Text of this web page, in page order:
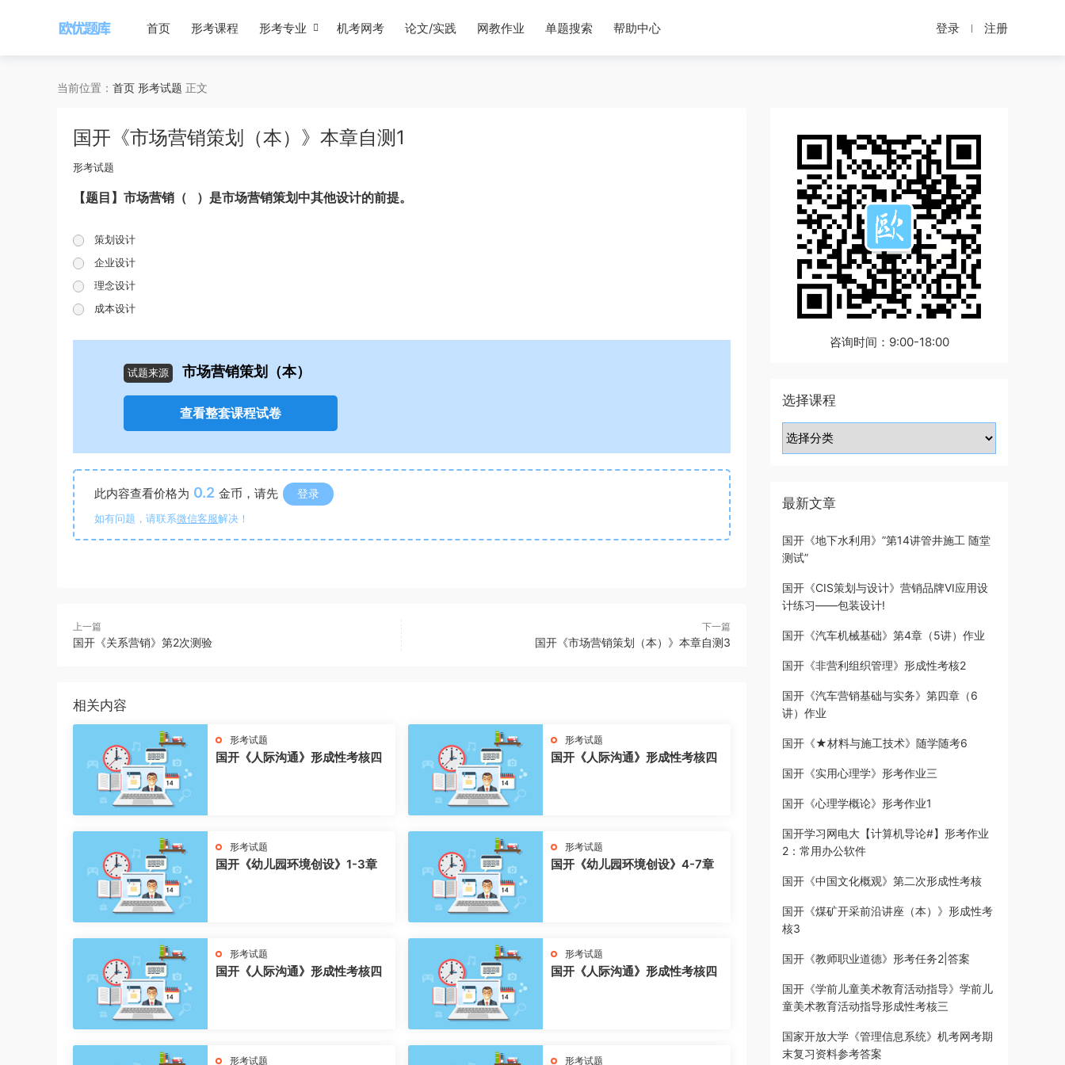
首页 形考课程 形考专业 机考网考 论文/实践 网教作业 单题搜索 帮助中心 登录 注册
当前位置： 首页 形考试题 正文
国开《市场营销策划（本）》本章自测1
形考试题
【题目】市场营销（ ）是市场营销策划中其他设计的前提。
策划设计
企业设计
理念设计
成本设计
试题来源 市场营销策划（本）
查看整套课程试卷
此内容查看价格为 0.2 金币，请先 登录
如有问题，请联系微信客服解决！
上一篇
国开《关系营销》第2次测验
下一篇
国开《市场营销策划（本）》本章自测3
相关内容
形考试题
国开《人际沟通》形成性考核四
形考试题
国开《人际沟通》形成性考核四
形考试题
国开《幼儿园环境创设》1-3章
形考试题
国开《幼儿园环境创设》4-7章
形考试题
国开《人际沟通》形成性考核四
形考试题
国开《人际沟通》形成性考核四
形考试题 形考试题
咨询时间：9:00-18:00
选择课程
最新文章
国开《地下水利用》”第14讲管井施工 随堂
测试”
国开《CIS策划与设计》营销品牌VI应用设
计练习——包装设计!
国开《汽车机械基础》第4章（5讲）作业
国开《非营利组织管理》形成性考核2
国开《汽车营销基础与实务》第四章（6
讲）作业
国开《★材料与施工技术》随学随考6
国开《实用心理学》形考作业三
国开《心理学概论》形考作业1
国开学习网电大【计算机导论#】形考作业
2：常用办公软件
国开《中国文化概观》第二次形成性考核
国开《煤矿开采前沿讲座（本）》形成性考
核3
国开《教师职业道德》形考任务2|答案
国开《学前儿童美术教育活动指导》学前儿
童美术教育活动指导形成性考核三
国家开放大学《管理信息系统》机考网考期
末复习资料参考答案